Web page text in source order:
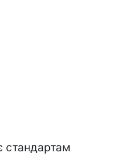
стандартам